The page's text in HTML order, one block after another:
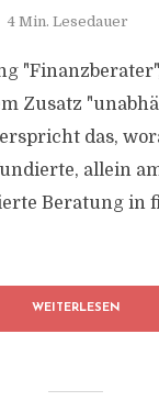
4 Min. Lesedauer
Zusatz
das,
allein
Beratung in
WEITERLESEN